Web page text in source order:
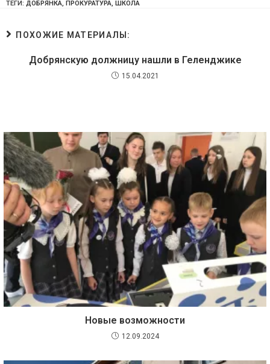
ТЕГИ: ДОБРЯНКА, ПРОКУРАТУРА, ШКОЛА
ПОХОЖИЕ МАТЕРИАЛЫ:
Добрянскую должницу нашли в Геленджике
15.04.2021
Новые возможности
12.09.2024